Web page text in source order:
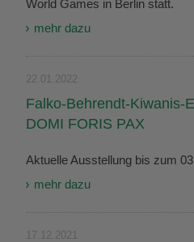
World Games in Berlin statt.
mehr dazu
22.01.2022
Falko-Behrendt-Kiwanis-
DOMI FORIS PAX
Aktuelle Ausstellung bis zum
mehr dazu
17.12.2021